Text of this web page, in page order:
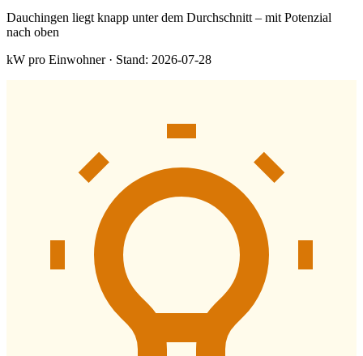
Dauchingen liegt knapp unter dem Durchschnitt – mit Potenzial
nach oben
kW pro Einwohner · Stand: 2026-07-28